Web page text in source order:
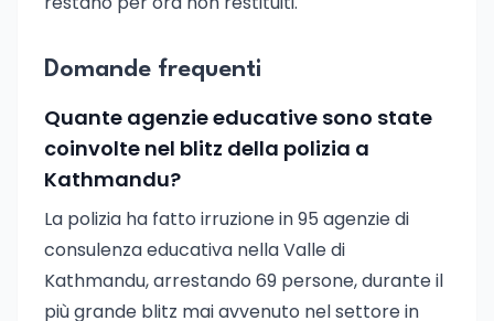
Domande frequenti
Quante agenzie educative sono state
coinvolte nel blitz della polizia a
Kathmandu?
La polizia ha fatto irruzione in 95 agenzie di
consulenza educativa nella Valle di
Kathmandu, arrestando 69 persone, durante il
più grande blitz mai avvenuto nel settore in